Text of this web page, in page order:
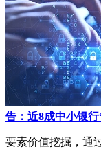
告：近8成中小银
要素价值挖掘，通